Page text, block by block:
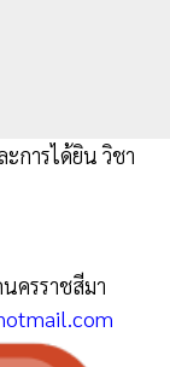
การได้ยิน วิชา
นครราชสีมา